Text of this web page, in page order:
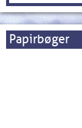
Papirbøger